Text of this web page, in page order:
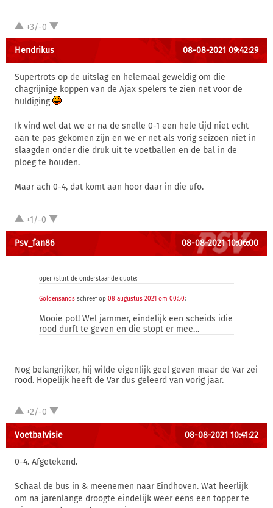
+3/-0
Hendrikus 08-08-2021 09:42:29
Supertrots op de uitslag en helemaal geweldig om die
chagrijnige koppen van de Ajax spelers te zien net voor de
huldiging
Ik vind wel dat we er na de snelle 0-1 een hele tijd niet echt
aan te pas gekomen zijn en we er net als vorig seizoen niet in
slaagden onder die druk uit te voetballen en de bal in de
ploeg te houden.
Maar ach 0-4, dat komt aan hoor daar in die ufo.
+1/-0
Psv_fan86 08-08-2021 10:06:00
open/sluit de onderstaande quote:
Goldensands schreef op 08 augustus 2021 om 00:50:
Mooie pot! Wel jammer, eindelijk een scheids idie
rood durft te geven en die stopt er mee…
Nog belangrijker, hij wilde eigenlijk geel geven maar de Var zei
rood. Hopelijk heeft de Var dus geleerd van vorig jaar.
+2/-0
Voetbalvisie 08-08-2021 10:41:22
0-4. Afgetekend.
Schaal de bus in & meenemen naar Eindhoven. Wat heerlijk
om na jarenlange droogte eindelijk weer eens een topper te